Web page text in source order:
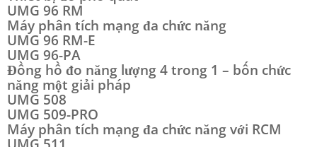
UMG 96 RM
Máy phân tích mạng đa chức năng
UMG 96 RM-E
UMG 96-PA
Đồng hồ đo năng lượng 4 trong 1 – bốn chức
năng một giải pháp
UMG 508
UMG 509-PRO
Máy phân tích mạng đa chức năng với RCM